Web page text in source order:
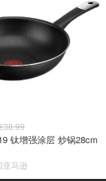
Tefal C38819 钛增强涂层 炒锅28cm
亚马逊